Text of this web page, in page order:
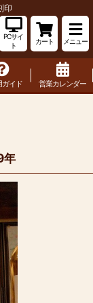
印
PCサイ
ト
カート メニュー
ガイド 営業カレンダー
年